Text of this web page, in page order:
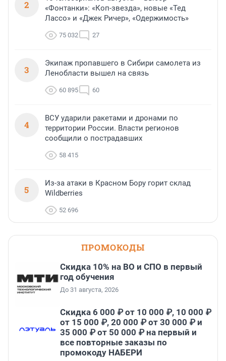
2
«Фонтанки»: «Коп-звезда», новые «Тед
Лассо» и «Джек Ричер», «Одержимость»
75 032 27
3
Экипаж пропавшего в Сибири самолета из
Ленобласти вышел на связь
60 895 60
4
ВСУ ударили ракетами и дронами по
территории России. Власти регионов
сообщили о пострадавших
58 415
5
Из-за атаки в Красном Бору горит склад
Wildberries
52 696
ПРОМОКОДЫ
Скидка 10% на ВО и СПО в первый
год обучения
До 31 августа, 2026
Скидка 6 000 ₽ от 10 000 ₽, 10 000 ₽
от 15 000 ₽, 20 000 ₽ от 30 000 ₽ и
35 000 ₽ от 50 000 ₽ на первый и
все повторные заказы по
промокоду НАБЕРИ